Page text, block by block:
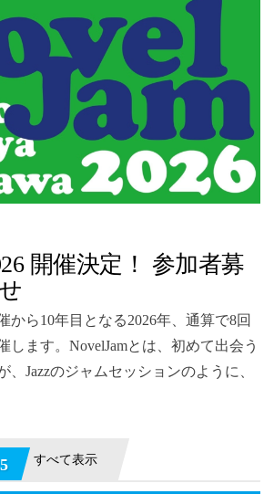
開催決定！ 参加者募
から10年目となる2026年、通算で8回
します。NovelJamとは、初めて出会う
、Jazzのジャムセッションのように、
すべて表示